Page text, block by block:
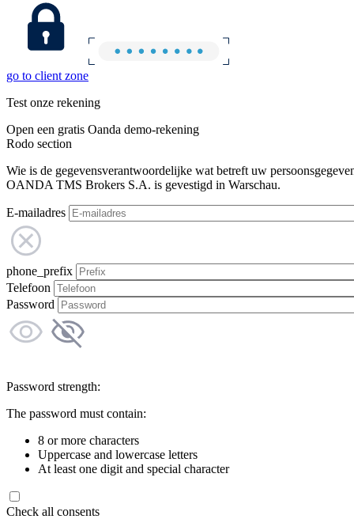
go to client zone
Test onze rekening
Open een gratis Oanda demo-rekening
Rodo section
Wie is de gegevensverantwoordelijke wat betreft uw
OANDA TMS Brokers S.A. is gevestigd in Warschau.
E-mailadres
phone_prefix
Telefoon
Password
Password strength:
The password must contain:
8 or more characters
Uppercase and lowercase letters
At least one digit and special character
Check all consents